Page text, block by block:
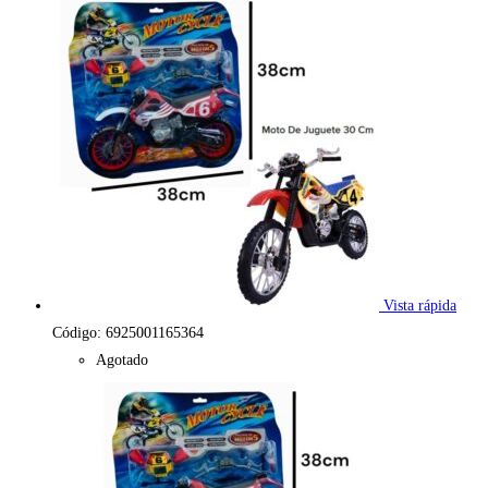
Vista rápida
Código: 6925001165364
Agotado